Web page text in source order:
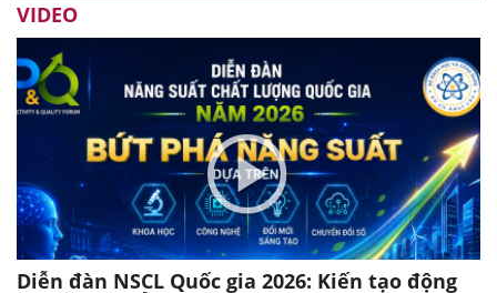
VIDEO
Diễn đàn NSCL Quốc gia 2026: Kiến tạo động